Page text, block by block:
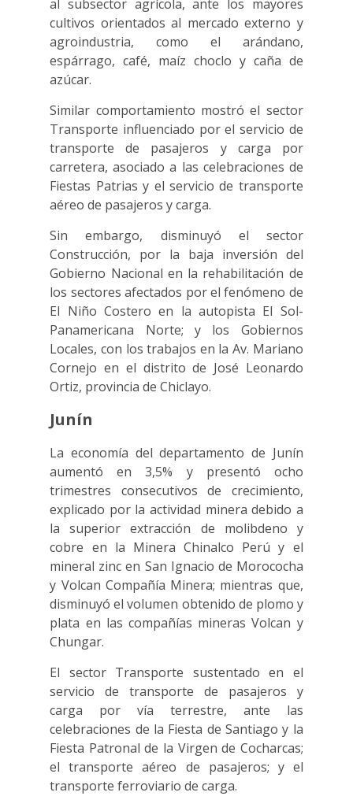
al subsector agrícola, ante los mayores
cultivos orientados al mercado externo y
agroindustria, como el arándano,
espárrago, café, maíz choclo y caña de
azúcar.
Similar comportamiento mostró el sector
Transporte influenciado por el servicio de
transporte de pasajeros y carga por
carretera, asociado a las celebraciones de
Fiestas Patrias y el servicio de transporte
aéreo de pasajeros y carga.
Sin embargo, disminuyó el sector
Construcción, por la baja inversión del
Gobierno Nacional en la rehabilitación de
los sectores afectados por el fenómeno de
El Niño Costero en la autopista El Sol-
Panamericana Norte; y los Gobiernos
Locales, con los trabajos en la Av. Mariano
Cornejo en el distrito de José Leonardo
Ortiz, provincia de Chiclayo.
Junín
La economía del departamento de Junín
aumentó en 3,5% y presentó ocho
trimestres consecutivos de crecimiento,
explicado por la actividad minera debido a
la superior extracción de molibdeno y
cobre en la Minera Chinalco Perú y el
mineral zinc en San Ignacio de Morococha
y Volcan Compañía Minera; mientras que,
disminuyó el volumen obtenido de plomo y
plata en las compañías mineras Volcan y
Chungar.
El sector Transporte sustentado en el
servicio de transporte de pasajeros y
carga por vía terrestre, ante las
celebraciones de la Fiesta de Santiago y la
Fiesta Patronal de la Virgen de Cocharcas;
el transporte aéreo de pasajeros; y el
transporte ferroviario de carga.